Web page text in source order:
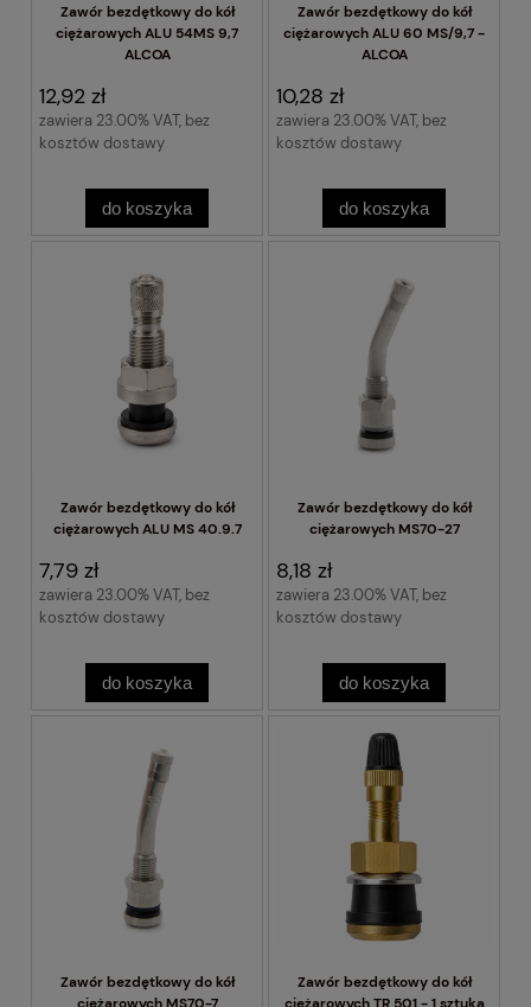
Zawór bezdętkowy do kół
ciężarowych ALU 54MS 9,7
ALCOA
12,92 zł
zawiera 23.00% VAT, bez
kosztów dostawy
do koszyka
Zawór bezdętkowy do kół
ciężarowych ALU 60 MS/9,7 -
ALCOA
10,28 zł
zawiera 23.00% VAT, bez
kosztów dostawy
do koszyka
Zawór bezdętkowy do kół
ciężarowych ALU MS 40.9.7
7,79 zł
zawiera 23.00% VAT, bez
kosztów dostawy
do koszyka
Zawór bezdętkowy do kół
ciężarowych MS70-27
8,18 zł
zawiera 23.00% VAT, bez
kosztów dostawy
do koszyka
Zawór bezdętkowy do kół
ciężarowych MS70-7
Zawór bezdętkowy do kół
ciężarowych TR 501 - 1 sztuka